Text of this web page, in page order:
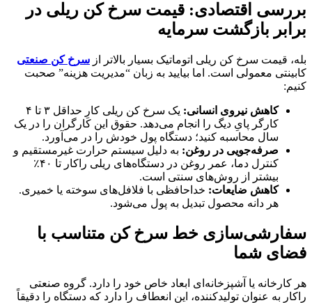
بررسی اقتصادی: قیمت سرخ کن ریلی در
برابر بازگشت سرمایه
بله، قیمت سرخ کن ریلی اتوماتیک بسیار بالاتر از سرخ کن صنعتی
کابینتی معمولی است. اما بیایید به زبان “مدیریت هزینه” صحبت
کنیم:
کاهش نیروی انسانی:
یک سرخ کن ریلی کارِ حداقل ۳ تا ۴
کارگر پایِ دیگ را انجام می‌دهد. حقوق این کارگران را در یک
سال محاسبه کنید؛ دستگاه پول خودش را در می‌آورد.
صرفه‌جویی در روغن: به دلیل سیستم حرارت غیرمستقیم و
کنترل دما، عمر روغن در دستگاه‌های ریلی راکار تا ۴۰٪
بیشتر از روش‌های سنتی است.
کاهش ضایعات: خداحافظی با فلافل‌های سوخته یا خمیری.
هر دانه محصول تبدیل به پول می‌شود.
سفارشی‌سازی خط سرخ کن متناسب با
فضای شما
هر کارخانه یا آشپزخانه‌ای ابعاد خاص خود را دارد. گروه صنعتی
راکار به عنوان تولیدکننده، این انعطاف را دارد که دستگاه را دقیقاً